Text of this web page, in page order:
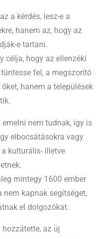
a kérdés, lesz-e a
hanem az, hogy az
e tartani.
célja, hogy az ellenzéki
fel, a megszorító
hanem a települések
nem tudnak, így is
elbocsátásokra vagy
kulturális- illetve
mintegy 1600 ember
nem kapnak segítséget,
el dolgozókat.
az új